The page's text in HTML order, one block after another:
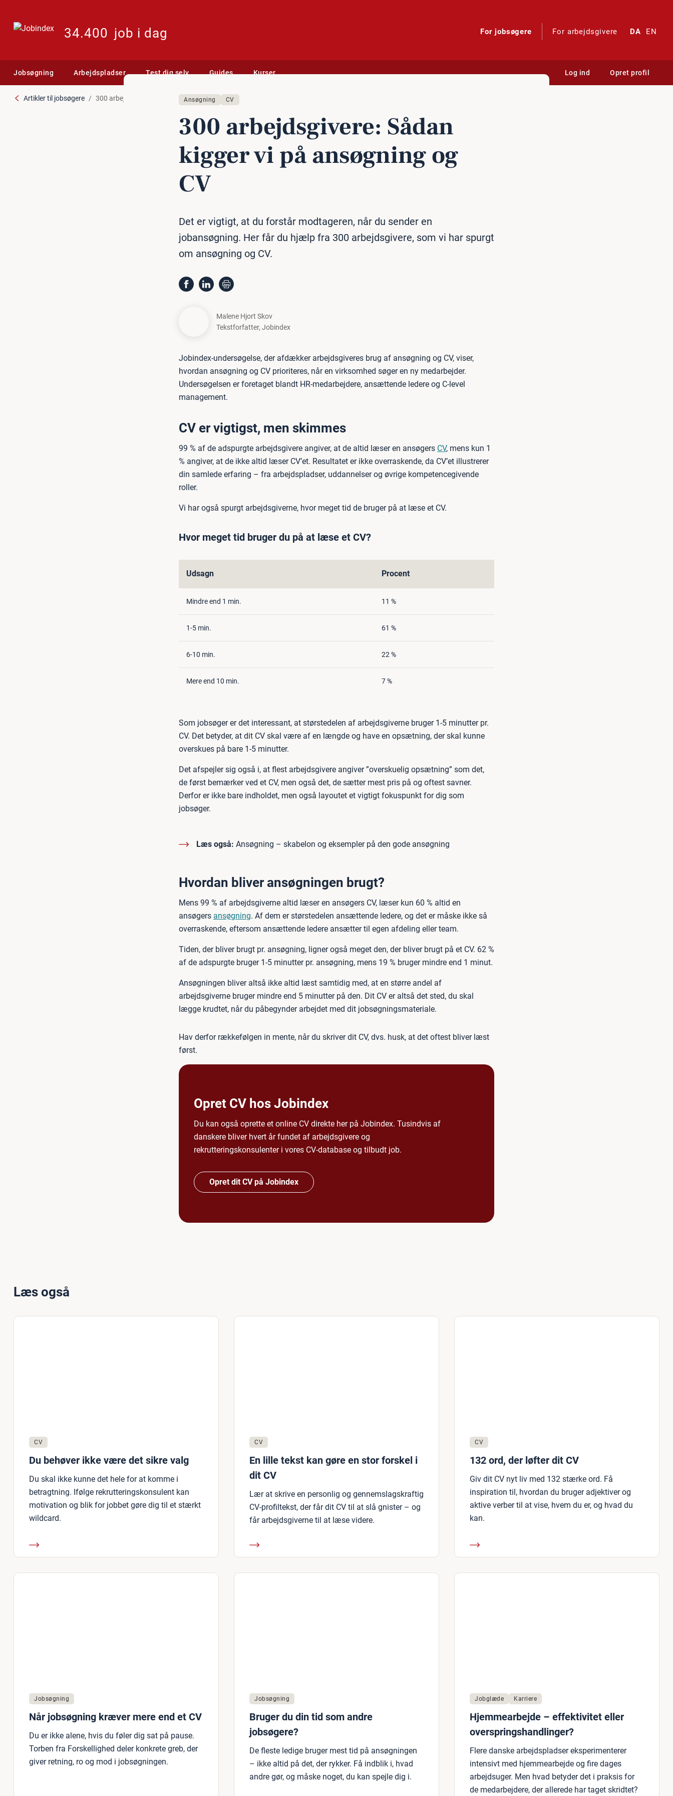
34.400 job i dag For jobsøgere For arbejdsgivere DA EN
Jobsøgning Arbejdspladser Test dig selv Guides Kurser Log ind Opret profil
Artikler til jobsøgere 300 arbejdsgivere: Sådan kigger vi på ansøgning og CV
Ansøgning CV
300 ar­bejds­gi­ve­re: Sådan
kigger vi på ansøgning og
CV
Det er vigtigt, at du forstår modtageren, når du sender en
jobansøgning. Her får du hjælp fra 300 arbejdsgivere, som vi har spurgt
om ansøgning og CV.
Malene Hjort Skov
Tekstforfatter, Jobindex
Jobindex-undersøgelse, der afdækker arbejdsgiveres brug af ansøgning og CV, viser,
hvordan ansøgning og CV prioriteres, når en virksomhed søger en ny medarbejder.
Undersøgelsen er foretaget blandt HR-medarbejdere, ansættende ledere og C-level
management.
CV er vigtigst, men skimmes
99 % af de adspurgte arbejdsgivere angiver, at de altid læser en ansøgers CV, mens kun 1
% angiver, at de ikke altid læser CV’et. Resultatet er ikke overraskende, da CV’et illustrerer
din samlede erfaring – fra arbejdspladser, uddannelser og øvrige kompetencegivende
roller.
Vi har også spurgt arbejdsgiverne, hvor meget tid de bruger på at læse et CV.
Hvor meget tid bruger du på at læse et CV?
Udsagn Procent
Mindre end 1 min. 11 %
1-5 min. 61 %
6-10 min. 22 %
Mere end 10 min. 7 %
Som jobsøger er det interessant, at størstedelen af arbejdsgiverne bruger 1-5 minutter pr.
CV. Det betyder, at dit CV skal være af en længde og have en opsætning, der skal kunne
overskues på bare 1-5 minutter.
Det afspejler sig også i, at flest arbejdsgivere angiver ”overskuelig opsætning” som det,
de først bemærker ved et CV, men også det, de sætter mest pris på og oftest savner.
Derfor er ikke bare indholdet, men også layoutet et vigtigt fokuspunkt for dig som
jobsøger.
Læs også: Ansøgning – skabelon og eksempler på den gode ansøgning
Hvordan bliver ansøgningen brugt?
Mens 99 % af arbejdsgiverne altid læser en ansøgers CV, læser kun 60 % altid en
ansøgers ansøgning. Af dem er størstedelen ansættende ledere, og det er måske ikke så
overraskende, eftersom ansættende ledere ansætter til egen afdeling eller team.
Tiden, der bliver brugt pr. ansøgning, ligner også meget den, der bliver brugt på et CV. 62 %
af de adspurgte bruger 1-5 minutter pr. ansøgning, mens 19 % bruger mindre end 1 minut.
Ansøgningen bliver altså ikke altid læst samtidig med, at en større andel af
arbejdsgiverne bruger mindre end 5 minutter på den. Dit CV er altså det sted, du skal
lægge krudtet, når du påbegynder arbejdet med dit jobsøgningsmateriale.
Hav derfor rækkefølgen in mente, når du skriver dit CV, dvs. husk, at det oftest bliver læst
først.
Opret CV hos Jobindex
Du kan også oprette et online CV direkte her på Jobindex. Tusindvis af
danskere bliver hvert år fundet af arbejdsgivere og
rekrutteringskonsulenter i vores CV-database og tilbudt job.
Opret dit CV på Jobindex
Læs også
CV
Du behøver ikke være det sikre valg
Du skal ikke kunne det hele for at komme i
betragtning. Ifølge rekrutteringskonsulent kan
motivation og blik for jobbet gøre dig til et stærkt
wildcard.
CV
En lille tekst kan gøre en stor forskel i
dit CV
Lær at skrive en personlig og gennemslagskraftig
CV-profiltekst, der får dit CV til at slå gnister – og
får arbejdsgiverne til at læse videre.
CV
132 ord, der løfter dit CV
Giv dit CV nyt liv med 132 stærke ord. Få
inspiration til, hvordan du bruger adjektiver og
aktive verber til at vise, hvem du er, og hvad du
kan.
Jobsøgning
Når jobsøgning kræver mere end et CV
Du er ikke alene, hvis du føler dig sat på pause.
Torben fra Forskellighed deler konkrete greb, der
giver retning, ro og mod i jobsøgningen.
Jobsøgning
Bruger du din tid som andre
jobsøgere?
De fleste ledige bruger mest tid på ansøgningen
– ikke altid på det, der rykker. Få indblik i, hvad
andre gør, og måske noget, du kan spejle dig i.
Jobglæde Karriere
Hjemmearbejde – effektivitet eller
overspringshandlinger?
Flere danske arbejdspladser eksperimenterer
intensivt med hjemmearbejde og fire dages
arbejdsuger. Men hvad betyder det i praksis for
de medarbejdere, der allerede har taget skridtet?